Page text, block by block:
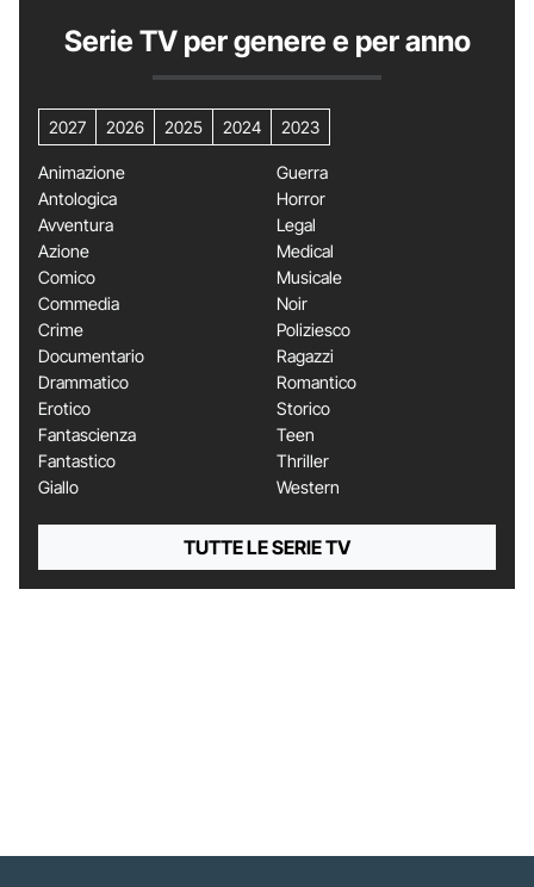
Serie TV per genere e per anno
2027 2026 2025 2024 2023
Animazione
Antologica
Avventura
Azione
Comico
Commedia
Crime
Documentario
Drammatico
Erotico
Fantascienza
Fantastico
Giallo
Guerra
Horror
Legal
Medical
Musicale
Noir
Poliziesco
Ragazzi
Romantico
Storico
Teen
Thriller
Western
TUTTE LE SERIE TV